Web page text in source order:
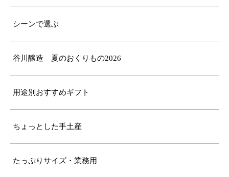
シーンで選ぶ
谷川醸造 夏のおくりもの2026
用途別おすすめギフト
ちょっとした手土産
たっぷりサイズ・業務用